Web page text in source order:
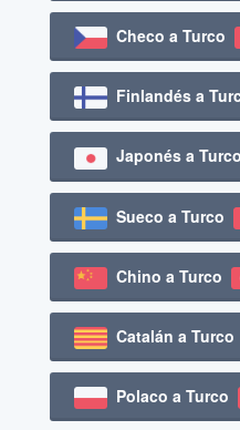
Checo a Turco
Finlandés a
Japonés a Turco
Sueco a Turco
Chino a Turco
Catalán a Turco
Polaco a Turco